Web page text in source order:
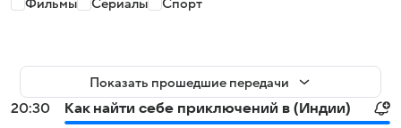
Фильмы Сериалы Спорт
Показать прошедшие передачи
20:30
Как найти себе приключений в (Индии)